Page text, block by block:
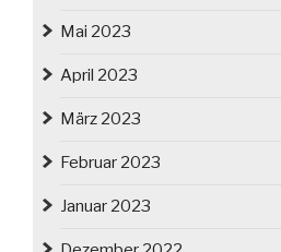
Mai 2023
April 2023
März 2023
Februar 2023
Januar 2023